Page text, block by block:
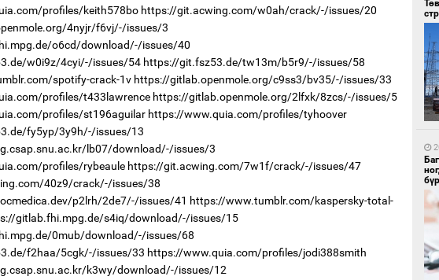
profiles/keith578bo https://git.acwing.com/w0ah/crack/-/issues/20
4nyjr/f6vj/-/issues/3
o6cd/download/-/issues/40
w0i9z/4cyi/-/issues/54 https://git.fsz53.de/tw13m/b5r9/-/issues/58
spotify-crack-1v https://gitlab.openmole.org/c9ss3/bv35/-/issues/33
profiles/t433lawrence https://gitlab.openmole.org/2lfxk/8zcs/-/issues/5
profiles/st196aguilar https://www.quia.com/profiles/tyhoover
fy5yp/3y9h/-/issues/13
lb07/download/-/issues/3
profiles/rybeaule https://git.acwing.com/7w1f/crack/-/issues/47
40z9/crack/-/issues/38
p2lrh/2de7/-/issues/41 https://www.tumblr.com/kaspersky-total-
gitlab.fhi.mpg.de/s4iq/download/-/issues/15
0mub/download/-/issues/68
f2haa/5cgk/-/issues/33 https://www.quia.com/profiles/jodi388smith
k3wy/download/-/issues/12